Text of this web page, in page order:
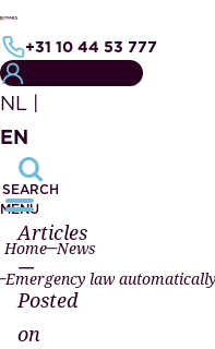
+31 10 44 53 777
NL |
EN
SEARCH
MENU
Home News
Emergency law
Articles
—
Posted
on